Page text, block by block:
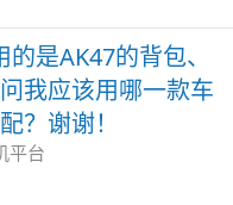
是AK47的背包、
我应该用哪一款车
？谢谢！
平台